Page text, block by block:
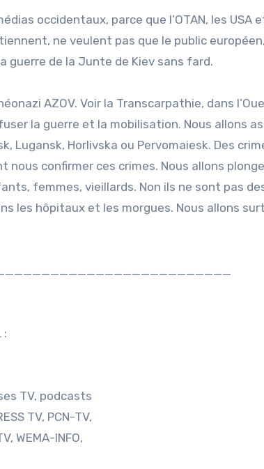
occidentaux, parce que l’OTAN, les USA
ne veulent pas que le public
guerre de la Junte de Kiev sans fard.
AZOV. Voir la Transcarpathie, dans
la guerre et la mobilisation. Nous allons
Lugansk, Horlivska ou Pervomaiesk. Des
nous confirmer ces crimes. Nous allons
femmes, vieillards. Non ils ne sont pas
les hôpitaux et les morgues. Nous allons
:
TV, podcasts
TV, PCN-TV,
WEMA-INFO,